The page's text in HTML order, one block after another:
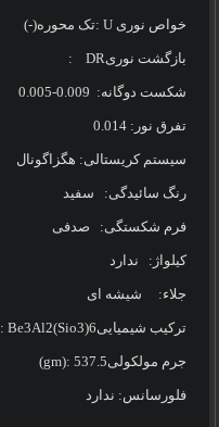
خواص نوری : Uتک محوره(-)
بازگشت نوری : DR
شکست دوگانه: 0.009
-
0.005
تفرق نور: 0.014
سیستم کریستالی: هگزاگونال
رنگ سائیدگی: سفید
فرم شکستگی: صدفی
کیلواژ: ندارد
جلاء: شیشه ای
ترکیب شیمیایی : Be3Al2(Sio3)6
جرم مولکولی(gm): 537.5
فلورسانس: ندارد